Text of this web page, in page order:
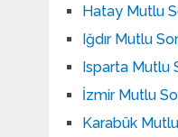
Hatay Mutlu
Iğdır Mutlu
Isparta Mutlu
İzmir Mutlu
Karabük